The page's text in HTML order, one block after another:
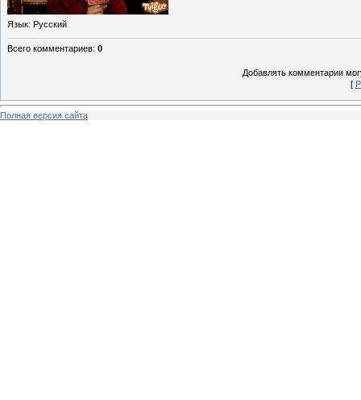
Язык: Русский
Всего комментариев: 0
Добавлять комментарии
[
Полная версия сайта